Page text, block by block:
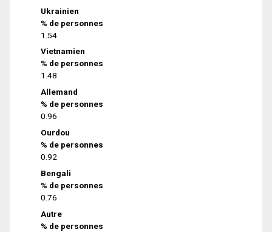
Ukrainien
% de personnes
1.54
Vietnamien
% de personnes
1.48
Allemand
% de personnes
0.96
Ourdou
% de personnes
0.92
Bengali
% de personnes
0.76
Autre
% de personnes